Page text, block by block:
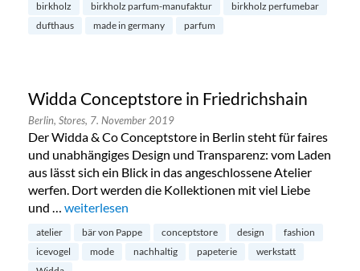
birkholz birkholz parfum-manufaktur
birkholz perfumebar
dufthaus
made in germany parfum
Widda Conceptstore in Friedrichshain
Berlin, Stores, 7. November 2019
Der Widda & Co Conceptstore in Berlin steht für faires
und unabhängiges Design und Transparenz: vom Laden
aus lässt sich ein Blick in das angeschlossene Atelier
werfen. Dort werden die Kollektionen mit viel Liebe
und … „Widda Conceptstore in Friedrichshain“
weiterlesen
atelier bär von Pappe conceptstore design
fashion
icevogel
mode nachhaltig papeterie
werkstatt